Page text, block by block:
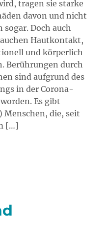
tragen sie starke
davon und nicht
sogar. Doch auch
Hautkontakt,
und körperlich
Berührungen durch
sind aufgrund des
in der Corona-
Es gibt
Menschen, die, seit
[…]